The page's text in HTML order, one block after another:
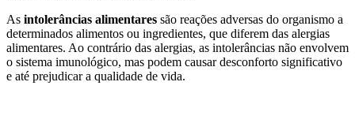
As intolerâncias alimentares são reações adversas do organismo a
determinados alimentos ou ingredientes, que diferem das alergias
alimentares. Ao contrário das alergias, as intolerâncias não envolvem
o sistema imunológico, mas podem causar desconforto significativo
e até prejudicar a qualidade de vida.